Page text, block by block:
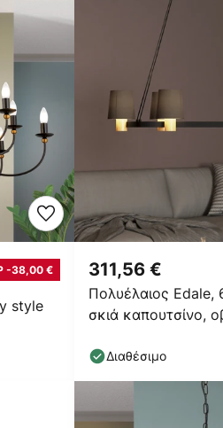
style
-38,00 €
Πολυέλαιος Edale,
σκιά καπουτσίνο,
311,56 €
Διαθέσιμο